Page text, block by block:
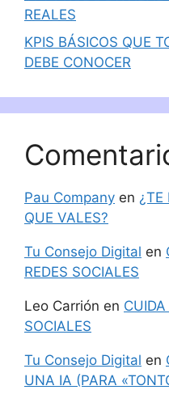
REALES
KPIS BÁSICOS QUE
DEBE CONOCER
Pau Company en ¿TE
QUE VALES?
Tu Consejo Digital en
REDES SOCIALES
Leo Carrión en
SOCIALES
Tu Consejo Digital en
UNA IA (PARA